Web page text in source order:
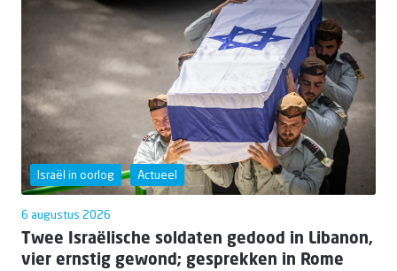
Israël in oorlog Actueel
6 augustus 2026
Twee Israëlische soldaten gedood in Libanon,
vier ernstig gewond; gesprekken in Rome